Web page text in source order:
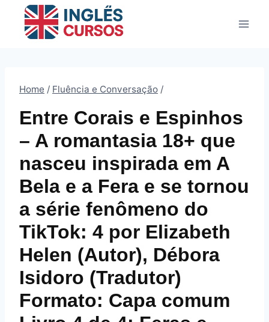
Home / Fluência e Conversação /
Entre Corais e Espinhos
– A romantasia 18+ que
nasceu inspirada em A
Bela e a Fera e se tornou
a série fenômeno do
TikTok: 4 por Elizabeth
Helen (Autor), Débora
Isidoro (Tradutor)
Formato: Capa comum